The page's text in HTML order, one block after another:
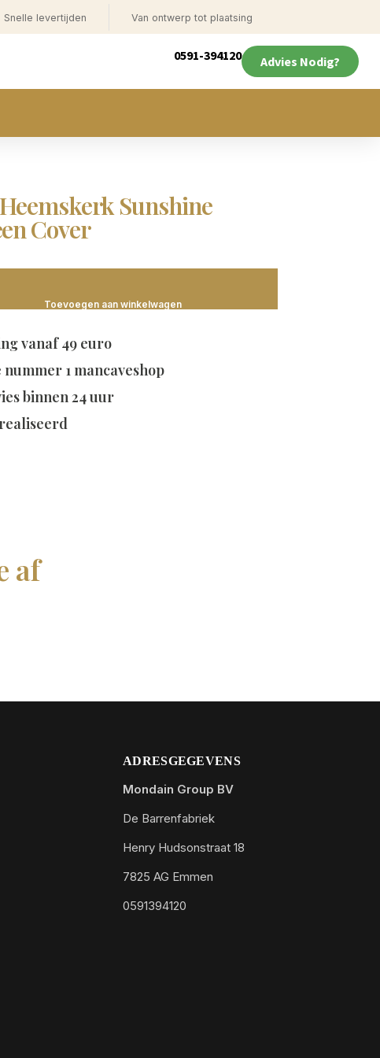
Snelle levertijden Van ontwerp tot plaatsing
Advies Nodig?
0591-394120
Sunshine
Cover
Toevoegen aan winkelwagen
vanaf 49 euro
nummer 1 mancaveshop
binnen 24 uur
af
ADRESGEGEVENS
Mondain Group BV
De Barrenfabriek
Henry Hudsonstraat 18
7825 AG Emmen
0591394120